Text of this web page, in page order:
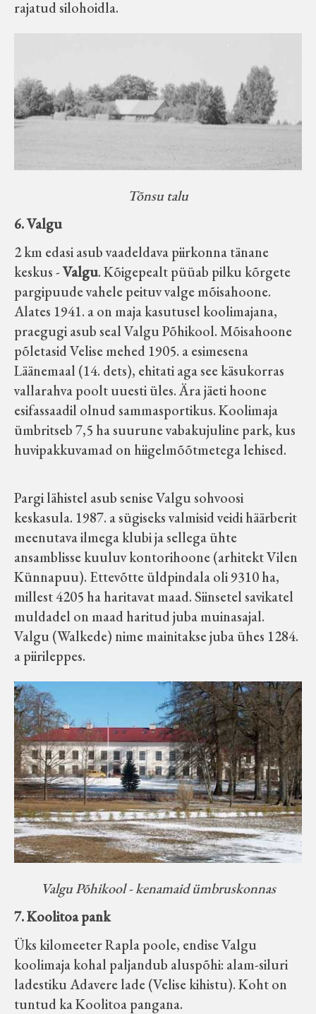
rajatud silohoidla.
Tõnsu talu
6. Valgu
2 km edasi asub vaadeldava piirkonna tänane
keskus -Valgu. Kõigepealt püüab pilku kõrgete
pargipuude vahele peituv valge mõisahoone.
Alates 1941. a on maja kasutusel koolimajana,
praegugi asub seal Valgu Põhikool. Mõisahoone
põletasid Velise mehed 1905. a esimesena
Läänemaal (14. dets), ehitati aga see käsukorras
vallarahva poolt uuesti üles. Ära jäeti hoone
esifassaadil olnud sammasportikus. Koolimaja
ümbritseb 7,5 ha suurune vabakujuline park, kus
huvipakkuvamad on hiigelmõõtmetega lehised.
Pargi lähistel asub senise Valgu sohvoosi
keskasula. 1987. a sügiseks valmisid veidi häärberit
meenutava ilmega klubi ja sellega ühte
ansamblisse kuuluv kontorihoone (arhitekt Vilen
Künnapuu). Ettevõtte üldpindala oli 9310 ha,
millest 4205 ha haritavat maad. Siinsetel savikatel
muldadel on maad haritud juba muinasajal.
Valgu (Walkede) nime mainitakse juba ühes 1284.
a piirileppes.
Valgu Põhikool - kenamaid ümbruskonnas
7. Koolitoa pank
Üks kilomeeter Rapla poole, endise Valgu
koolimaja kohal paljandub aluspõhi: alam-siluri
ladestiku Adavere lade (Velise kihistu). Koht on
tuntud ka Koolitoa pangana.